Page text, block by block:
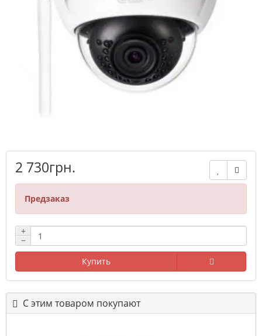
2 730грн.
Предзаказ
+
−
Купить
С этим товаром покупают